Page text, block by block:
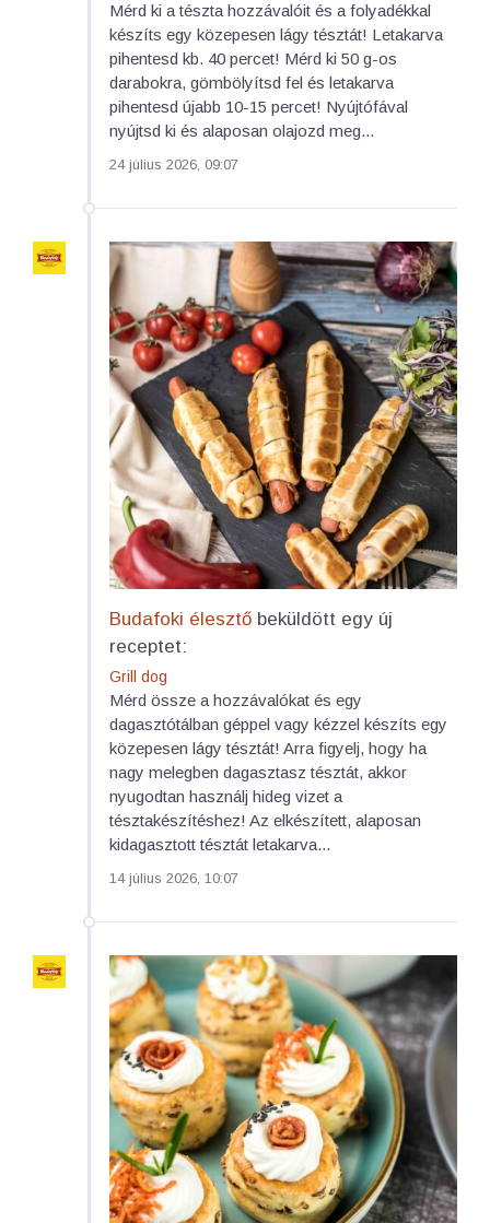
Mérd ki a tészta hozzávalóit és a folyadékkal
készíts egy közepesen lágy tésztát! Letakarva
pihentesd kb. 40 percet! Mérd ki 50 g-os
darabokra, gömbölyítsd fel és letakarva
pihentesd újabb 10-15 percet! Nyújtófával
nyújtsd ki és alaposan olajozd meg...
24 július 2026, 09:07
Budafoki élesztő beküldött egy új
receptet:
Grill dog
Mérd össze a hozzávalókat és egy
dagasztótálban géppel vagy kézzel készíts egy
közepesen lágy tésztát! Arra figyelj, hogy ha
nagy melegben dagasztasz tésztát, akkor
nyugodtan használj hideg vizet a
tésztakészítéshez! Az elkészített, alaposan
kidagasztott tésztát letakarva...
14 július 2026, 10:07